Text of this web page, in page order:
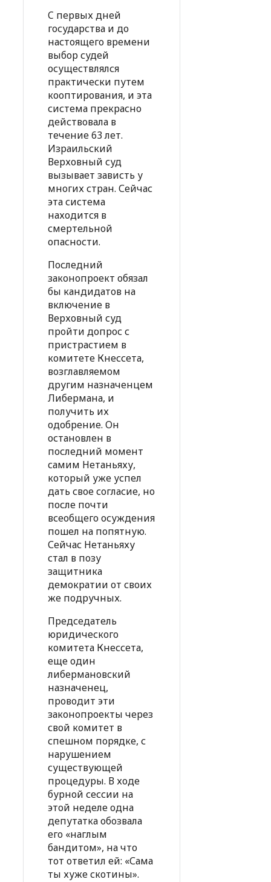
C первых дней
государства и до
настоящего времени
выбор судей
осуществлялся
практически путем
кооптирования, и эта
система прекрасно
действовала в
течение 63 лет.
Израильский
Верховный суд
вызывает зависть у
многих стран. Сейчас
эта система
находится в
смертельной
опасности.
Последний
законопроект обязал
бы кандидатов на
включение в
Верховный суд
пройти допрос с
пристрастием в
комитете Кнессета,
возглавляемом
другим назначенцем
Либермана, и
получить их
одобрение. Он
остановлен в
последний момент
самим Нетаньяху,
который уже успел
дать свое согласие, но
после почти
всеобщего осуждения
пошел на попятную.
Сейчас Нетаньяху
стал в позу
защитника
демократии от своих
же подручных.
Председатель
юридического
комитета Кнессета,
еще один
либермановский
назначенец,
проводит эти
законопроекты через
свой комитет в
спешном порядке, с
нарушением
существующей
процедуры. В ходе
бурной сессии на
этой неделе одна
депутатка обозвала
его «наглым
бандитом», на что
тот ответил ей: «Сама
ты хуже скотины».